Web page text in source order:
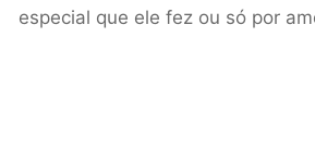
especial que ele fez ou só por